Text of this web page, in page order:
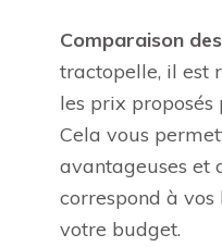
Comparaison
tractopelle, il est
les prix
Cela vous
avantageuses et
correspond à
votre budget.